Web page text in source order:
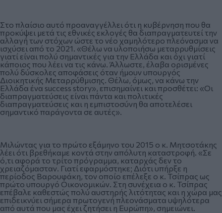
Στο πλαίσιο αυτό προαναγγέλλει ότι η κυβέρνηση που θα
προκύψει μετά τις εθνικές εκλογές θα διαπραγματευτεί την
αλλαγή των στόχων ώστε το νέο χαμηλότερο πλεόνασμα να
ισχύσει από το 2021. «Θέλω να υλοποιήσω μεταρρυθμίσεις
γιατί είναι πολύ σημαντικές για την Ελλάδα και όχι γιατί
κάποιος που λέει να τις κάνω. Άλλωστε, έλαβα ορισμένες
πολύ δύσκολες αποφάσεις όταν ήμουν υπουργός
Διοικητικής Μεταρρύθμισης. Θέλω, όμως, να κάνω την
Ελλάδα ένα success story», επισημαίνει και προσθέτει: «Οι
διαπραγματεύσεις είναι πάντα και πολιτικές
διαπραγματεύσεις και η εμπιστοσύνη θα αποτελέσει
σημαντικό παράγοντα σε αυτές».
Μιλώντας για το πρώτο εξάμηνο του 2015 ο κ. Μητσοτάκης
λέει ότι βρεθήκαμε κοντά στην απόλυτη καταστροφή. «Σε
ό,τι αφορά το τρίτο πρόγραμμα, καταρχάς δεν το
χρειαζόμασταν. Γιατί εφαρμόστηκε; Διότι υπήρξε η
περίοδος Βαρουφάκη, τον οποίο επέλεξε ο κ. Τσίπρας ως
πρώτο υπουργό Οικονομικών. Στη συνέχεια ο κ. Τσίπρας
επέβαλε καθεστώς πολύ αυστηρής λιτότητας και η χώρα μας
επιδεικνύει σήμερα πρωτογενή πλεονάσματα υψηλότερα
από αυτά που μας έχει ζητήσει η Ευρώπη», σημειώνει.